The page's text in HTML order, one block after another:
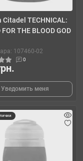
Citadel TECHNICAL:
FOR THE BLOOD GOD
107460-02
0
Уведомить меня